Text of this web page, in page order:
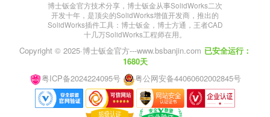
博士钣金官方技术分享，博士钣金从事SolidWorks二次
开发十年，是顶尖的SolidWorks增值开发商，推出的
SolidWorks插件工具：博士钣金，博士方通，王者CAD
十几万SolidWorks工程师在用。
Copyright © 2025·博士钣金官方---www.bsbanjin.com 已安全运行：
1680天
粤ICP备2024224095号
粤公网安备44060602002845号